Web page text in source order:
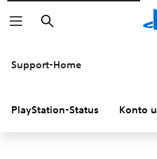
Suchen
Support-Home
PlayStation-Status Konto